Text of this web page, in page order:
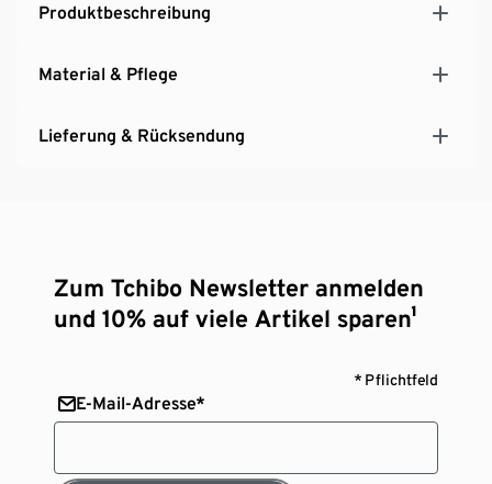
Produktbeschreibung
Material & Pflege
Lieferung & Rücksendung
Zum Tchibo Newsletter anmelden
und 10% auf viele Artikel sparen¹
* Pflichtfeld
E-Mail-Adresse*